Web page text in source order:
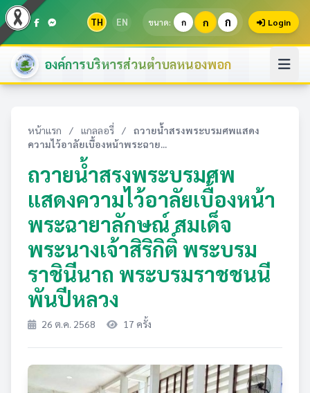
TH EN ขนาด: ก ก ก Login
องค์การบริหารส่วนตำบลหนองพอก
หน้าแรก / แกลลอรี่ /
ถวายน้ำสรงพระบรมศพแสดง
ความไว้อาลัยเบื้องหน้าพระฉาย...
ถวายน้ำสรงพระบรมศพ
แสดงความไว้อาลัยเบื้องหน้า
พระฉายาลักษณ์ สมเด็จ
พระนางเจ้าสิริกิติ์ พระบรม
ราชินีนาถ พระบรมราชชนนี
พันปีหลวง
26 ต.ค. 2568 17 ครั้ง